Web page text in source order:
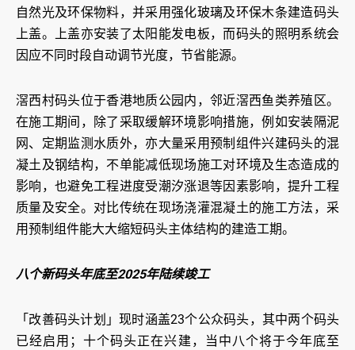
自然光及环保物料，并采用强化玻璃及环保木条建造码头
上盖。上盖亦安装了太阳能发电板，而码头的照明系统会
因应不同时段自动调节光度，节省能源。
滘西村码头位于香港地质公园内，邻近滘西鱼类养殖区。
在施工期间，除了采取缓解环境影响措施，例如安装隔泥
网、定期监测水质外，亦大量采用预制组件兴建码头的混
凝土及钢结构，不单能减低现场施工对环境及生态造成的
影响，也避免工程进度受潮汐涨退等因素影响，提升工程
质量及安全。对比传统在现场浇灌混凝土的施工方法，采
用预制组件能大大缩短码头主体结构的建造工期。
八个新码头年底至2025年陆续竣工
「改善码头计划」现时涵盖23个公众码头，其中两个码头
已经启用；十个码头正在兴建，当中八个将于今年底至